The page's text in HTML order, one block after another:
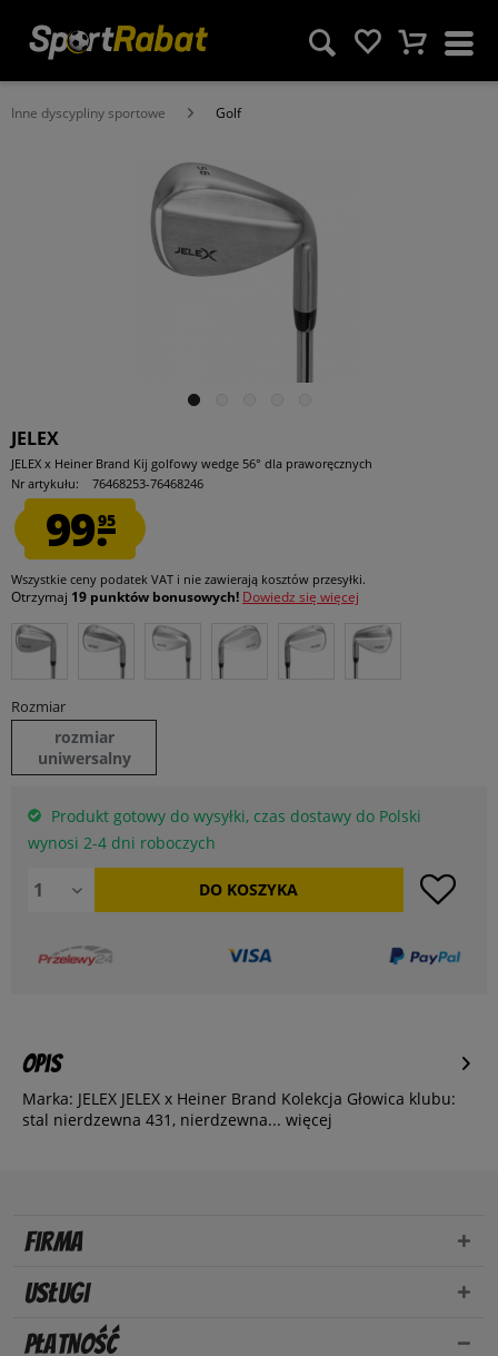
Inne dyscypliny sportowe Golf
JELEX
JELEX x Heiner Brand Kij golfowy wedge 56° dla praworęcznych
Nr artykułu:
76468253-76468246
99.95
Wszystkie ceny podatek VAT i nie zawierają kosztów przesyłki.
Otrzymaj 19 punktów bonusowych! Dowiedz się więcej
Rozmiar
rozmiar
uniwersalny
Produkt gotowy do wysyłki, czas dostawy do Polski
wynosi 2-4 dni roboczych
DO KOSZYKA
Opis
Marka: JELEX JELEX x Heiner Brand Kolekcja Głowica klubu:
stal nierdzewna 431, nierdzewna... więcej
Firma
Usługi
Płatność